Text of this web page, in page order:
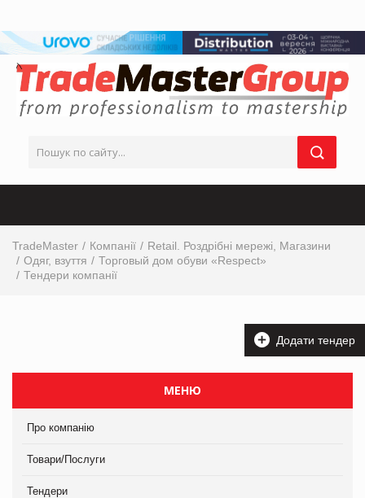
TradeMaster Компанії
Retail. Роздрібні мережі, Магазини
Одяг, взуття
Торговый дом обуви «Respect»
Тендери компанії
Додати тендер
МЕНЮ
Про компанію
Товари/Послуги
Тендери